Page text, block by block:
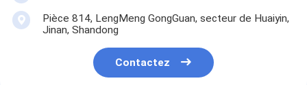
Pièce 814, LengMeng GongGuan, secteur de Huaiyin,
Jinan, Shandong
Contactez